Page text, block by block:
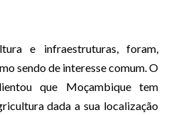
e infraestruturas, foram,
sendo de interesse comum. O
que Moçambique tem
dada a sua localização